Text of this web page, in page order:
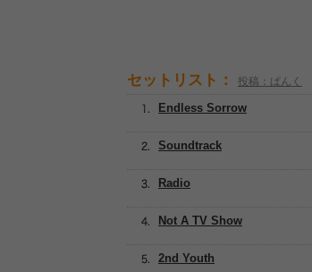
セットリスト： 投稿：ぱんく
Not A TV Show
Radio
2nd Youth
Endless Sorrow
Soundtrack